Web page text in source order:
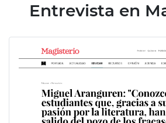
Entrevista en